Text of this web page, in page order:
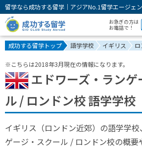
留学なら成功する留学｜アジアNo.1留学エージェ
お急ぎの方は
お電話で！
成功する留学トップ 語学学校 イギリス
※こちらは2018年3月現在の情報になります。
エドワーズ・ラン
ル / ロンドン校 語学学校
イギリス（ロンドン近郊）の語学学
ゲージ・スクール / ロンドン校の概要